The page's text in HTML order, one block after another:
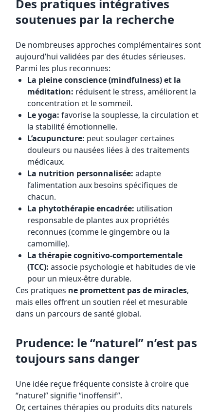
Des pratiques intégratives
soutenues par la recherche
De nombreuses approches complémentaires sont
aujourd’hui validées par des études sérieuses.
Parmi les plus reconnues:
La pleine conscience (mindfulness) et la
méditation: réduisent le stress, améliorent la
concentration et le sommeil.
Le yoga: favorise la souplesse, la circulation et
la stabilité émotionnelle.
L’acupuncture: peut soulager certaines
douleurs ou nausées liées à des traitements
médicaux.
La nutrition personnalisée: adapte
l’alimentation aux besoins spécifiques de
chacun.
La phytothérapie encadrée: utilisation
responsable de plantes aux propriétés
reconnues (comme le gingembre ou la
camomille).
La thérapie cognitivo-comportementale
(TCC): associe psychologie et habitudes de vie
pour un mieux-être durable.
Ces pratiques ne promettent pas de miracles,
mais elles offrent un soutien réel et mesurable
dans un parcours de santé global.
Prudence: le “naturel” n’est pas
toujours sans danger
Une idée reçue fréquente consiste à croire que
“naturel” signifie “inoffensif”.
Or, certaines thérapies ou produits dits naturels